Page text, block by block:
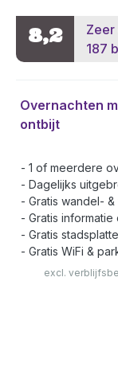
8,2
187
Overnachten
ontbijt
1 of meerdere
Dagelijks
Gratis wandel-
Gratis
Gratis
Gratis WiFi &
excl.